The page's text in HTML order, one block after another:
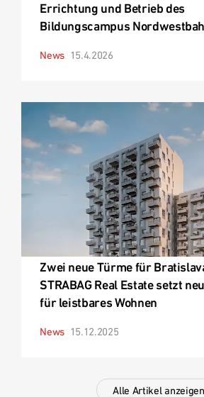
Errichtung und Betrieb des
Bildungscampus
News 15.4.2026
Zwei neue Türme für
STRABAG Real Estate setzt
für leistbares Wohnen
News 15.12.2025
Alle Artikel anzeigen